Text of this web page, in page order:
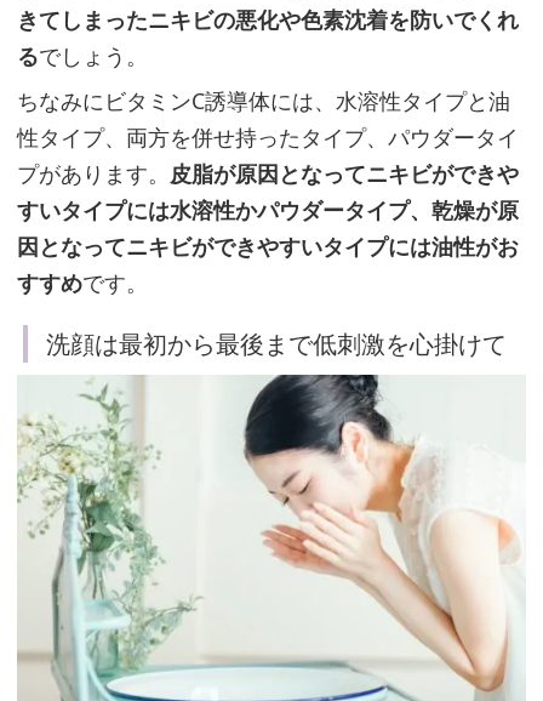
ふ
き
や
皮
む
け
が
あ
る
な
ら
「ア
ラ
ン
ト
イ
ン」
きてしまったニキビの悪化や色素沈着を防いでくれ
るでしょう。
ちなみにビタミンC誘導体には、水溶性タイプと油
性タイプ、両方を併せ持ったタイプ、パウダータイ
プがあります。 皮脂が原因となってニキビができや
すいタイプには水溶性かパウダータイプ、乾燥が原
因となってニキビができやすいタイプには油性がお
すすめです。
洗顔は最初から最後まで低刺激を心掛けて